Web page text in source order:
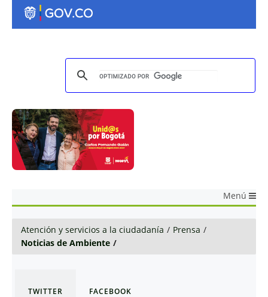
Menú
Atención y servicios a la ciudadanía / Prensa /
Noticias de Ambiente /
TWITTER FACEBOOK